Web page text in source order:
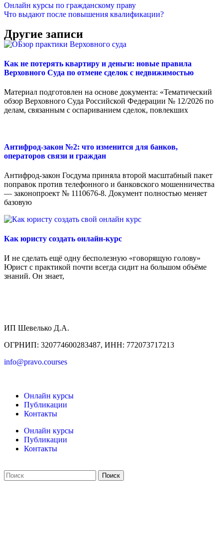
Онлайн курсы по гражданскому праву
Что выдают после повышения квалификации?
Другие записи
Как не потерять квартиру и деньги: новые правила
Верховного Суда по отмене сделок с недвижимостью
Материал подготовлен на основе документа: «Тематический
обзор Верховного Суда Российской Федерации № 12/2026 по
делам, связанным с оспариванием сделок, повлекших
Антифрод-закон №2: что изменится для банков,
операторов связи и граждан
Антифрод-закон Госдума приняла второй масштабный пакет
поправок против телефонного и банковского мошенничества
— законопроект № 1110676-8. Документ полностью меняет
базовую
Как юристу создать онлайн-курс
И не сделать ещё одну бесполезную «говорящую голову»
Юрист с практикой почти всегда сидит на большом объёме
знаний. Он знает,
ИП Шевелько Д.А.
ОГРНИП: 320774600283487, ИНН: 772073717213
info@pravo.courses
Онлайн курсы
Публикации
Контакты
Онлайн курсы
Публикации
Контакты
Поиск